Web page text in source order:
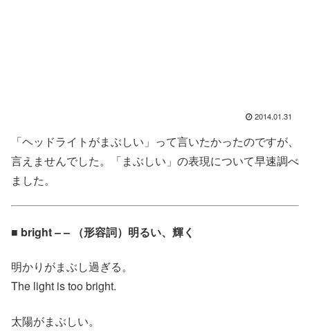
2014.01.31
「ヘッドライトがまぶしい」って言いたかったのですが、
言えませんでした。「まぶしい」の表現について早速調べ
ました。
■ bright – – （形容詞）明るい、輝く
明かりがまぶし過ぎる。
The light is too bright.
太陽がまぶしい。